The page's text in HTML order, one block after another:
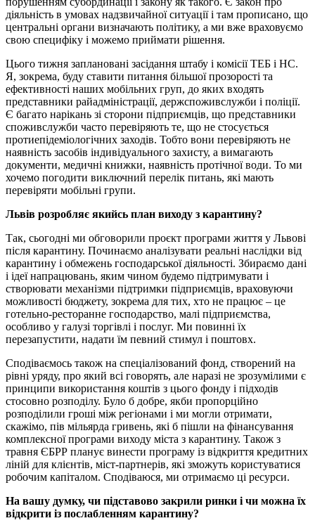
діяльність в умовах надзвичайної ситуації і там прописано, що
центральні органи визначають політику, а ми вже враховуємо
свою специфіку і можемо приймати рішення.
Цього тижня заплановані засідання штабу і комісії ТЕБ і НС.
Я, зокрема, буду ставити питання більшої прозорості та
ефективності наших мобільних груп, до яких входять
представники райадміністрації, держспоживслужби і поліції.
Є багато нарікань зі сторони підприємців, що представники
споживслужби часто перевіряють те, що не стосується
протиепідеміологічних заходів. Тобто вони перевіряють не
наявність засобів індивідуального захисту, а вимагають
документи, медичні книжки, наявність протічної води. То ми
хочемо погодити виключний перелік питань, які мають
перевіряти мобільні групи.
Львів розробляє якийсь план виходу з карантину?
Так, сьогодні ми обговорили проєкт програми життя у Львові
після карантину. Починаємо аналізувати реальні наслідки від
карантину і обмежень господарської діяльності. Збираємо дані
і ідеї напрацювань, яким чином будемо підтримувати і
створювати механізми підтримки підприємців, враховуючи
можливості бюджету, зокрема для тих, хто не працює – це
готельно-ресторанне господарство, малі підприємства,
особливо у галузі торгівлі і послуг. Ми повинні їх
перезапустити, надати їм певний стимул і поштовх.
Сподіваємось також на спеціалізований фонд, створений на
рівні уряду, про який всі говорять, але наразі не зрозумілими є
принципи використання коштів з цього фонду і підходів
стосовно розподілу. Було б добре, якби пропорційно
розподілили гроші між регіонами і ми могли отримати,
скажімо, пів мільярда гривень, які б пішли на фінансування
комплексної програми виходу міста з карантину. Також з
травня ЄБРР планує винести програму із відкриття кредитних
ліній для клієнтів, міст-партнерів, які зможуть користуватися
робочим капіталом. Сподіваюся, ми отримаємо ці ресурси.
На вашу думку, чи підставово закрили ринки і чи можна їх
відкрити із послабленням карантину?